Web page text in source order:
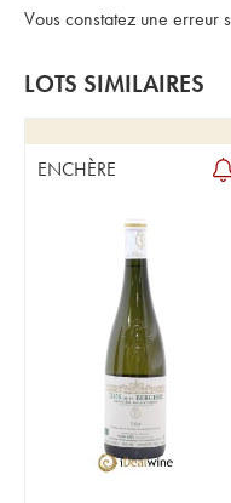
Vous constatez une erreur
LOTS SIMILAIRES
ENCHÈRE